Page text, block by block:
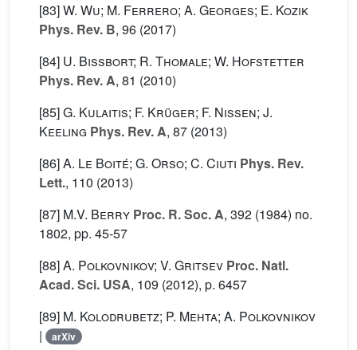
[83]W. Wu; M. Ferrero; A. Georges; E. Kozik
Phys. Rev. B, 96 (2017)
[84] U. Bissbort; R. Thomale; W. Hofstetter
Phys. Rev. A, 81 (2010)
[85]G. Kulaitis; F. Krüger; F. Nissen; J.
Keeling Phys. Rev. A, 87 (2013)
[86]A. Le Boité; G. Orso; C. Ciuti Phys. Rev.
Lett., 110 (2013)
[87] M.V. Berry Proc. R. Soc. A, 392 (1984) no.
1802, pp. 45-57
[88]A. Polkovnikov; V. Gritsev Proc. Natl.
Acad. Sci. USA, 109 (2012), p. 6457
[89] M. Kolodrubetz; P. Mehta; A. Polkovnikov
|
arXiv